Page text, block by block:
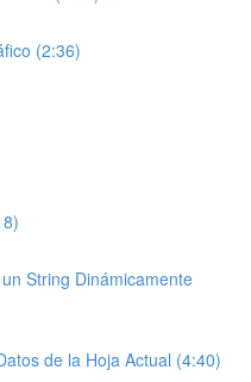
(2:36)
String Dinámicamente
de la Hoja Actual (4:40)